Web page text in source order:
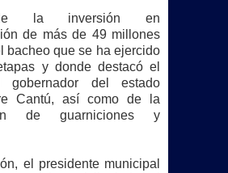
la inversión en
de más de 49 millones
bacheo que se ha ejercido
y donde destacó el
gobernador del estado
Cantú, así como de la
de guarniciones y
el presidente municipal